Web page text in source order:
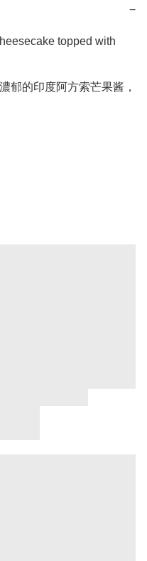
−
topped with
郁的印度阿方索芒果酱，